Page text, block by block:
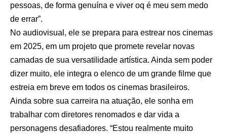
pessoas, de forma genuína e viver oq é meu sem medo
de errar”.
No audiovisual, ele se prepara para estrear nos cinemas
em 2025, em um projeto que promete revelar novas
camadas de sua versatilidade artística. Ainda sem poder
dizer muito, ele integra o elenco de um grande filme que
estreia em breve em todos os cinemas brasileiros.
Ainda sobre sua carreira na atuação, ele sonha em
trabalhar com diretores renomados e dar vida a
personagens desafiadores. “Estou realmente muito